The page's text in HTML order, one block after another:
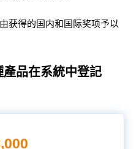
获得的国内和国际奖项予以
產品在系統中登記
,000